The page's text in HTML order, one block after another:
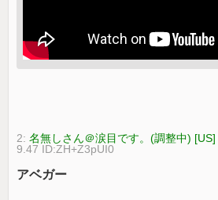
2:名無しさん＠涙目です。(調整中) [US]
9.47 ID:ZH+Z3pUI0
アベガー